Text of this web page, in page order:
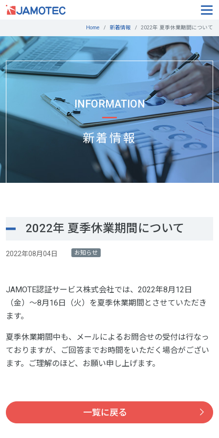
Home 新着情報 2022年 夏季休業期間について
INFORMATION
新着情報
2022年 夏季休業期間について
2022年08月04日 お知らせ
JAMOTE認証サービス株式会社では、2022年8月12日
（金）～8月16日（火）を夏季休業期間とさせていただき
ます。
夏季休業期間中も、メールによるお問合せの受付は行なっ
ておりますが、ご回答までお時間をいただく場合がござい
ます。ご理解のほど、お願い申し上げます。
一覧に戻る